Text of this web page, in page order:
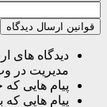
قوانین ارسال دیدگاه
دیدگاه های
مدیریت در
پیام هایی
پیام هایی